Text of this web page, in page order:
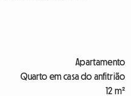
Apartamento
Quarto em casa do anfitrião
12 m²